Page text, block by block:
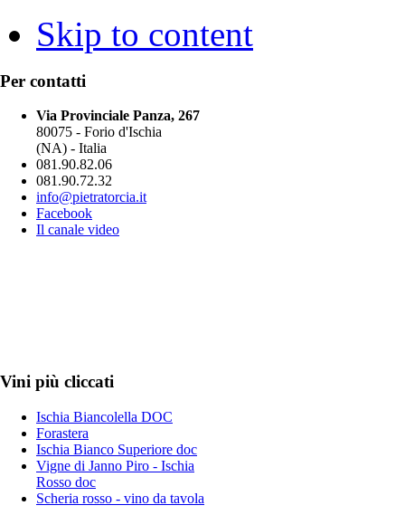
Skip to content
Per contatti
Via Provinciale Panza, 267
80075 - Forio d'Ischia
(NA) - Italia
081.90.82.06
081.90.72.32
info@pietratorcia.it
Facebook
Il canale video
Vini più cliccati
Ischia Biancolella DOC
Forastera
Ischia Bianco Superiore doc
Vigne di Janno Piro - Ischia
Rosso doc
Scheria rosso - vino da tavola